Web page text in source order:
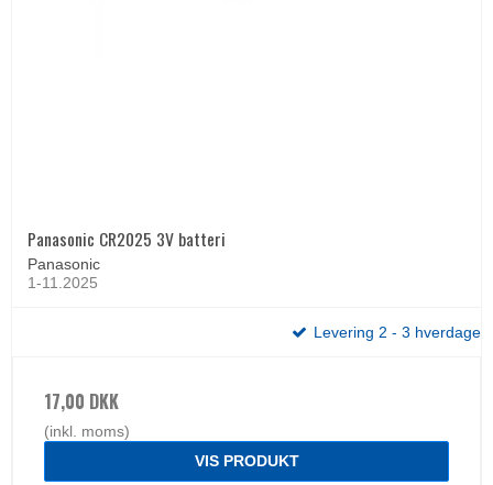
Panasonic CR2025 3V batteri
Panasonic
1-11.2025
Levering 2 - 3 hverdage
17,00 DKK
(inkl. moms)
VIS PRODUKT